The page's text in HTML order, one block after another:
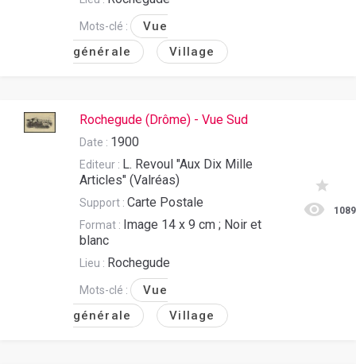
Mots-clé :
Vue
générale
Village
Rochegude (Drôme) - Vue Sud
Date : 1900
Editeur : L. Revoul "Aux Dix Mille
Articles" (Valréas)
Support : Carte Postale
Format : Image 14 x 9 cm ; Noir et
blanc
Lieu : Rochegude
Mots-clé :
Vue
générale
Village
1089